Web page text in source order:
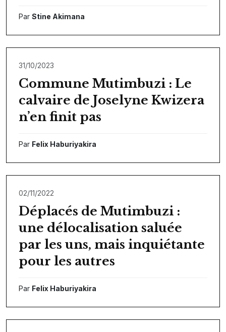
Par Stine Akimana
31/10/2023
Commune Mutimbuzi : Le
calvaire de Joselyne Kwizera
n’en finit pas
Par Felix Haburiyakira
02/11/2022
Déplacés de Mutimbuzi :
une délocalisation saluée
par les uns, mais inquiétante
pour les autres
Par Felix Haburiyakira